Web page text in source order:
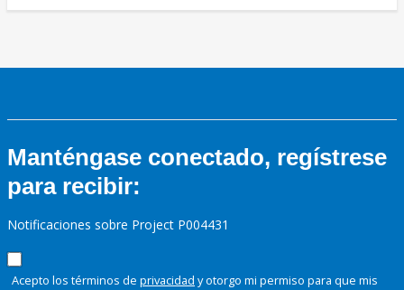
Manténgase conectado, regístrese
para recibir:
Notificaciones sobre Project P004431
Acepto los términos de privacidad y otorgo mi permiso para que mis